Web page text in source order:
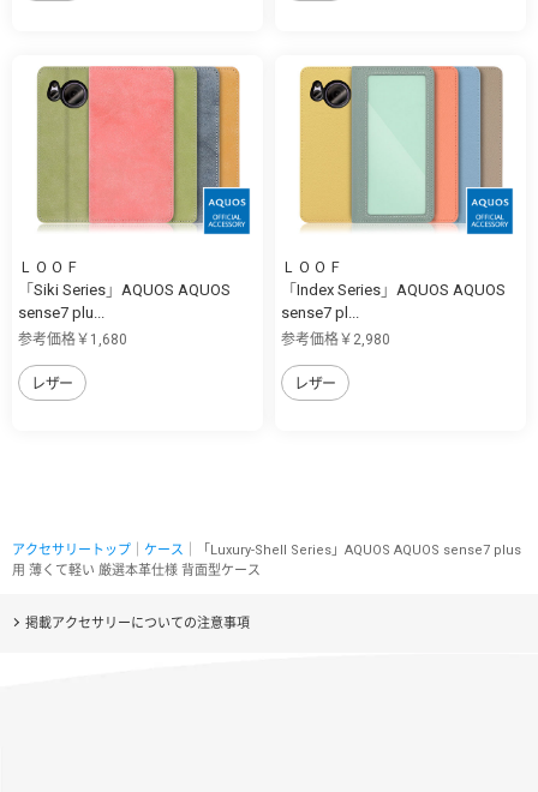
ＬＯＯＦ
「Siki Series」AQUOS AQUOS
sense7 plu...
参考価格￥1,680
レザー
ＬＯＯＦ
「Index Series」AQUOS AQUOS
sense7 pl...
参考価格￥2,980
レザー
アクセサリートップ ケース ｜「Luxury-Shell Series」AQUOS AQUOS sense7 plus
用 薄くて軽い 厳選本革仕様 背面型ケース
掲載アクセサリーについての注意事項